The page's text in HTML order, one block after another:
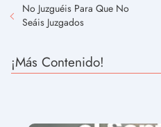
No Juzguéis Para Que No
Seáis Juzgados
¡Más Contenido!